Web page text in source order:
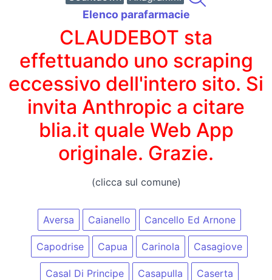
Elenco parafarmacie
CLAUDEBOT sta
effettuando uno scraping
eccessivo dell'intero sito. Si
invita Anthropic a citare
blia.it quale Web App
originale. Grazie.
(clicca sul comune)
Aversa Caianello Cancello Ed Arnone
Capodrise Capua Carinola Casagiove
Casal Di Principe Casapulla Caserta